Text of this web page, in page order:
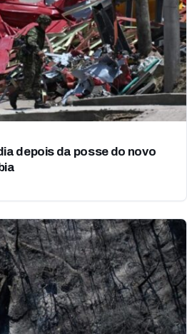
depois da posse do novo